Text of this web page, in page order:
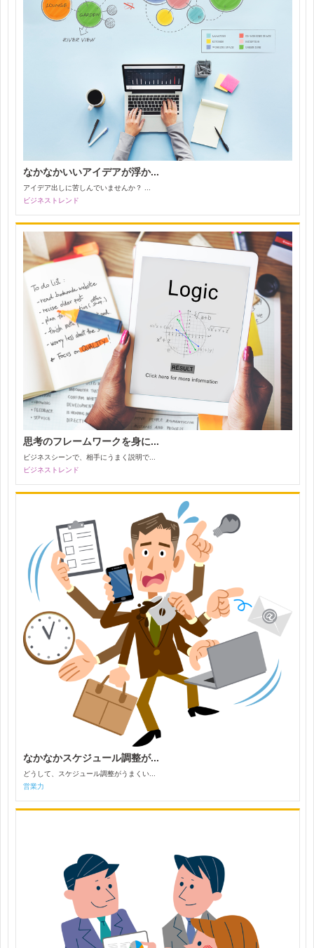
なかなかいいアイデアが浮か...
アイデア出しに苦しんでいませんか？ ...
ビジネストレンド
思考のフレームワークを身に...
ビジネスシーンで、相手にうまく説明で...
ビジネストレンド
なかなかスケジュール調整が...
どうして、スケジュール調整がうまくい...
営業力